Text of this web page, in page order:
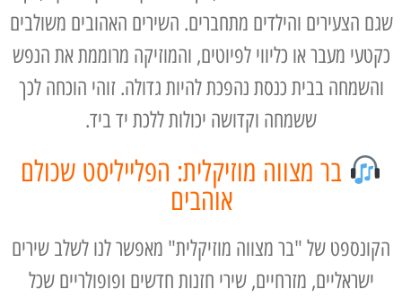
שגם הצעירים והילדים מתחברים. השירים האהובים משולבים
כקטעי מעבר או כליווי לפיוטים, והמוזיקה מרוממת את הנפש
והשמחה בבית כנסת נהפכת להיות גדולה. זוהי הוכחה לכך
ששמחה וקדושה יכולות ללכת יד ביד.
בר מצווה מוזיקלית: הפלייליסט שכולם
אוהבים
הקונספט של "בר מצווה מוזיקלית" מאפשר לנו לשלב שירים
ישראליים, מזרחיים, שירי חזנות חדשים ופופולריים שכל